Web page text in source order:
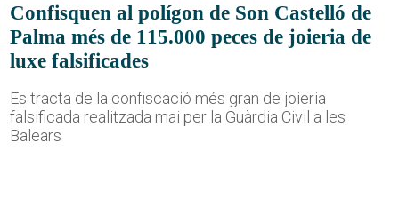
Confisquen al polígon de Son Castelló de
Palma més de 115.000 peces de joieria de
luxe falsificades
Es tracta de la confiscació més gran de joieria
falsificada realitzada mai per la Guàrdia Civil a les
Balears